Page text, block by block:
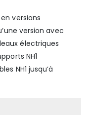
versions
version avec
électriques
NH1
NH1 jusqu’à